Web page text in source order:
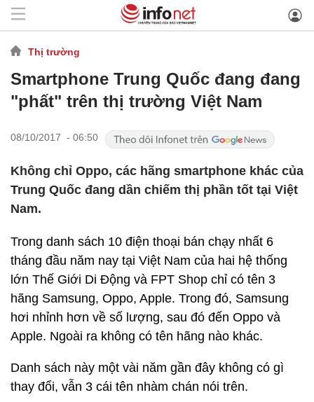
Thị trường
Smartphone Trung Quốc đang đang
"phất" trên thị trường Việt Nam
08/10/2017 - 06:50
Không chỉ Oppo, các hãng smartphone khác của
Trung Quốc đang dần chiếm thị phần tốt tại Việt
Nam.
Trong danh sách 10 điện thoại bán chạy nhất 6
tháng đầu năm nay tại Việt Nam của hai hệ thống
lớn Thế Giới Di Động và FPT Shop chỉ có tên 3
hãng Samsung, Oppo, Apple. Trong đó, Samsung
hơi nhỉnh hơn về số lượng, sau đó đến Oppo và
Apple. Ngoài ra không có tên hãng nào khác.
Danh sách này một vài năm gần đây không có gì
thay đổi, vẫn 3 cái tên nhàm chán nói trên.